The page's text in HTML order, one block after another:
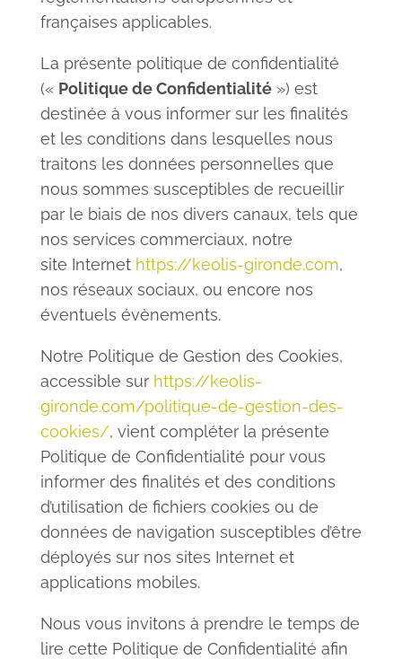
françaises applicables.
La présente politique de confidentialité
(« Politique de Confidentialité») est
destinée à vous informer sur les finalités
et les conditions dans lesquelles nous
traitons les données personnelles que
nous sommes susceptibles de recueillir
par le biais de nos divers canaux, tels que
nos services commerciaux, notre
site Internet https://keolis-gironde.com,
nos réseaux sociaux, ou encore nos
éventuels évènements.
Notre Politique de Gestion des Cookies,
accessible sur https://keolis-
gironde.com/politique-de-gestion-des-
cookies/, vient compléter la présente
Politique de Confidentialité pour vous
informer des finalités et des conditions
d’utilisation de fichiers cookies ou de
données de navigation susceptibles d’être
déployés sur nos sites Internet et
applications mobiles.
Nous vous invitons à prendre le temps de
lire cette Politique de Confidentialité afin